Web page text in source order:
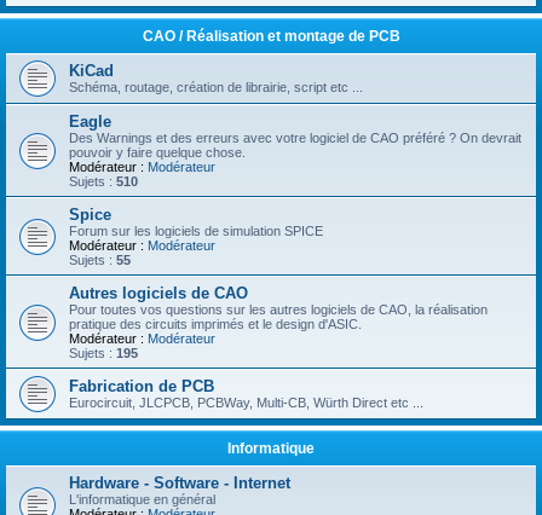
CAO / Réalisation et montage de PCB
KiCad
Schéma, routage, création de librairie, script etc ...
Eagle
Des Warnings et des erreurs avec votre logiciel de CAO préféré ? On devrait
pouvoir y faire quelque chose.
Modérateur : Modérateur
Sujets : 510
Spice
Forum sur les logiciels de simulation SPICE
Modérateur : Modérateur
Sujets : 55
Autres logiciels de CAO
Pour toutes vos questions sur les autres logiciels de CAO, la réalisation
pratique des circuits imprimés et le design d'ASIC.
Modérateur : Modérateur
Sujets : 195
Fabrication de PCB
Eurocircuit, JLCPCB, PCBWay, Multi-CB, Würth Direct etc ...
Informatique
Hardware - Software - Internet
L'informatique en général